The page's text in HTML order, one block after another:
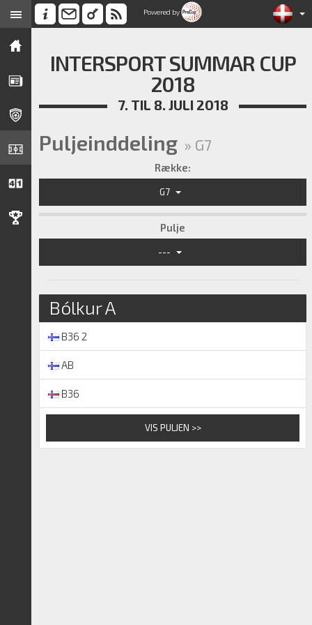
Powered by
INTERSPORT SUMMAR CUP
2018
7. TIL 8. JULI 2018
Puljeinddeling » G7
Række:
G7
Pulje
---
Bólkur A
B36 2
AB
B36
VIS PULJEN >>